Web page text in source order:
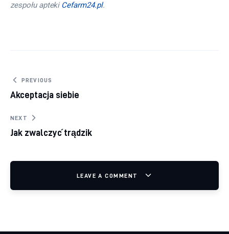
zespołu apteki Cefarm24.pl.
Nawigacja wpisu
PREVIOUS
Akceptacja siebie
NEXT
Jak zwalczyć trądzik
LEAVE A COMMENT